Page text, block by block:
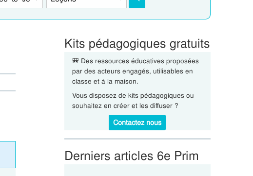
Kits pédagogiques gratuits
🎒 Des ressources éducatives proposées
par des acteurs engagés, utilisables en
classe et à la maison.
Vous disposez de kits pédagogiques ou
souhaitez en créer et les diffuser ?
Contactez nous
Derniers articles 6e Prim